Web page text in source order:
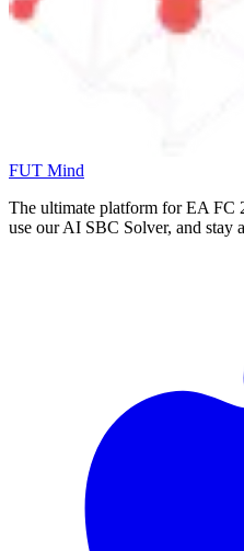
FUT Mind
The ultimate platform for EA FC
use our AI SBC Solver, and stay